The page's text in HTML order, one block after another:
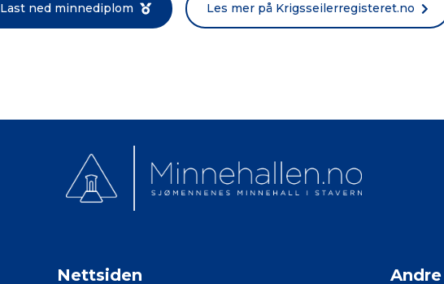
Last ned minnediplom Les mer på Krigsseilerregisteret.no
Nettsiden